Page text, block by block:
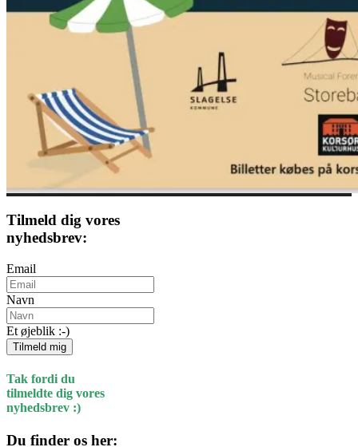
Tilmeld dig vores
nyhedsbrev:
Email
Navn
Et øjeblik :-)
Tilmeld mig
Tak fordi du
tilmeldte dig vores
nyhedsbrev :)
Du finder os her: